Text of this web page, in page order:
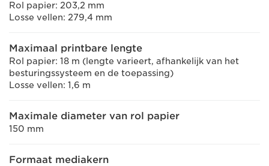
Rol papier: 203,2 mm
Losse vellen: 279,4 mm
Maximaal printbare lengte
Rol papier: 18 m (lengte varieert, afhankelijk van het
besturingssysteem en de toepassing)
Losse vellen: 1,6 m
Maximale diameter van rol papier
150 mm
Formaat mediakern